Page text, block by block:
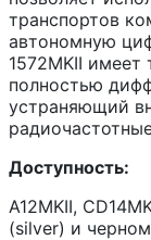
транспортов
автономную
1572MKII
полностью
устраняющий
Доступность:
A12MKII,
(silver) и